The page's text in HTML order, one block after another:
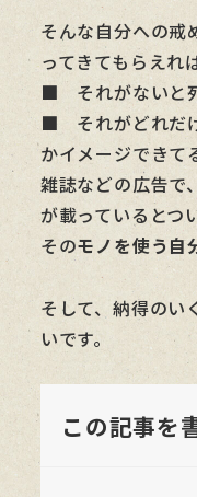
そんな自分への戒
ってきてもらえれ
■ それがないと
■ それがどれだ
かイメージできて
雑誌などの広告で
が載っているとつ
そのモノを使う自
そして、納得のい
いです。
この記事を